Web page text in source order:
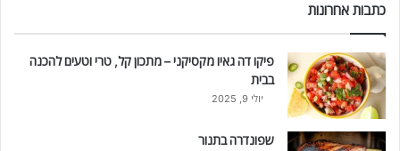
כתבות אחרונות
פיקו דה גאיו מקסיקני – מתכון קל, טרי וטעים להכנה
בבית
יולי 9, 2025
שפונדרה בתנור